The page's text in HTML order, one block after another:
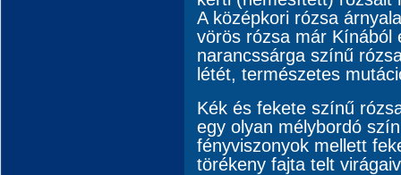
A középkori rózsa
vörös rózsa már Kínából
narancssárga színű
létét, természetes
Kék és fekete színű
egy olyan mélybordó
fényviszonyok mellett
törékeny fajta telt